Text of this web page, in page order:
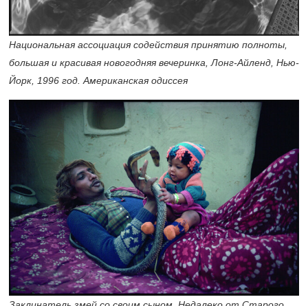
Национальная ассоциация содействия принятию полноты,
большая и красивая новогодняя вечеринка, Лонг-Айленд, Нью-
Йорк, 1996 год. Американская одиссея